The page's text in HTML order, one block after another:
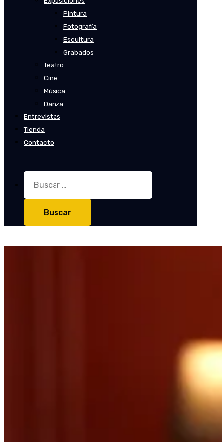
Pintura
Fotografía
Escultura
Grabados
Teatro
Cine
Música
Danza
Entrevistas
Tienda
Contacto
Buscar: